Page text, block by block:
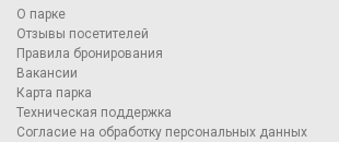
О парке
Отзывы посетителей
Правила бронирования
Вакансии
Карта парка
Техническая поддержка
Согласие на обработку персональных данных